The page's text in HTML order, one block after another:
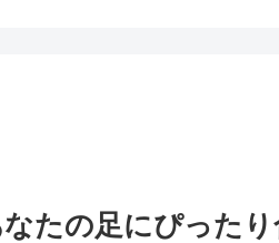
たの足にぴったり